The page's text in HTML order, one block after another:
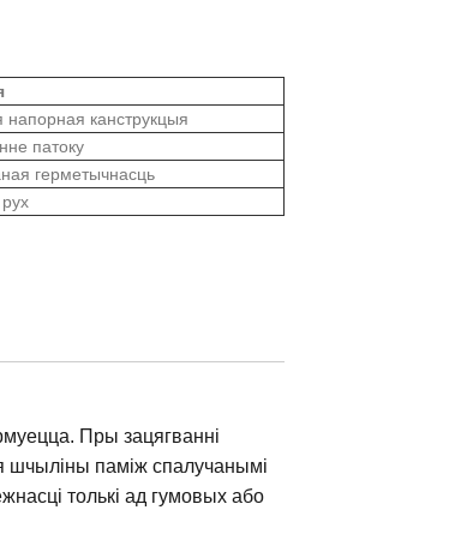
напорная канструкцыя
патоку
герметычнасць
Пры зацягванні
шчыліны паміж спалучанымі
толькі ад гумовых або